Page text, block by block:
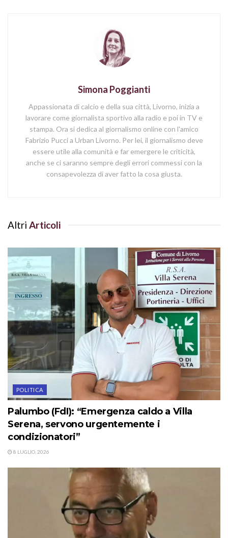
Simona Poggianti
Appassionata di calcio e della sua città, Livorno, inizia a
lavorare come giornalista sportivo alla radio e poi in TV e
stampa. Ora si dedica al giornalismo online con l'amico
Fabrizio Pucci a Urban Livorno. Per lei, il giornalismo deve
essere utile alla comunità e far emergere le criticità,
anche se ci saranno sempre degli errori commessi con la
consapevolezza di aver fatto la cosa giusta.
Altri Articoli
POLITICA
Palumbo (FdI): “Emergenza caldo a Villa
Serena, servono urgentemente i
condizionatori”
8 LUGLIO, 2026